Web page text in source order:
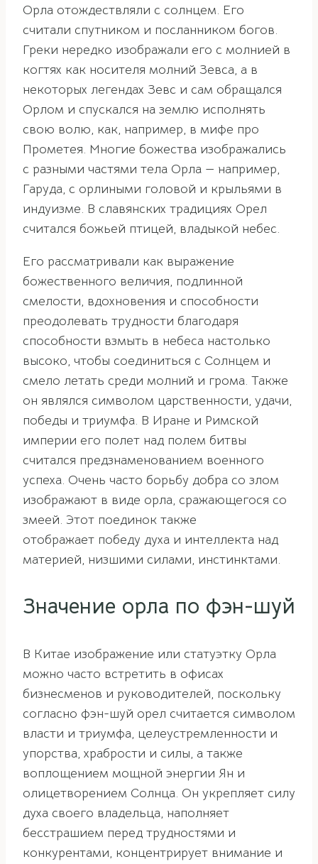
Орла отождествляли с солнцем. Его
считали спутником и посланником богов.
Греки нередко изображали его с молнией в
когтях как носителя молний Зевса, а в
некоторых легендах Зевс и сам обращался
Орлом и спускался на землю исполнять
свою волю, как, например, в мифе про
Прометея. Многие божества изображались
с разными частями тела Орла — например,
Гаруда, с орлиными головой и крыльями в
индуизме. В славянских традициях Орел
считался божьей птицей, владыкой небес.
Его рассматривали как выражение
божественного величия, подлинной
смелости, вдохновения и способности
преодолевать трудности благодаря
способности взмыть в небеса настолько
высоко, чтобы соединиться с Солнцем и
смело летать среди молний и грома. Также
он являлся символом царственности, удачи,
победы и триумфа. В Иране и Римской
империи его полет над полем битвы
считался предзнаменованием военного
успеха. Очень часто борьбу добра со злом
изображают в виде орла, сражающегося со
змеей. Этот поединок также
отображает победу духа и интеллекта над
материей, низшими силами, инстинктами.
Значение орла по фэн-шуй
В Китае изображение или статуэтку Орла
можно часто встретить в офисах
бизнесменов и руководителей, поскольку
согласно фэн-шуй орел считается символом
власти и триумфа, целеустремленности и
упорства, храбрости и силы, а также
воплощением мощной энергии Ян и
олицетворением Солнца. Он укрепляет силу
духа своего владельца, наполняет
бесстрашием перед трудностями и
конкурентами, концентрирует внимание и